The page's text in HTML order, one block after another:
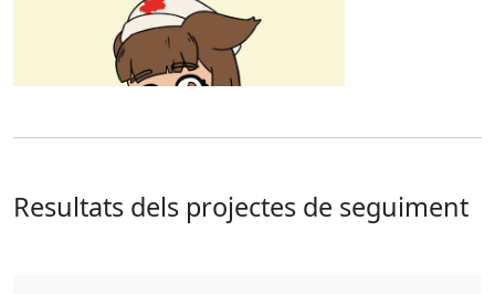
Resultats dels projectes de seguiment